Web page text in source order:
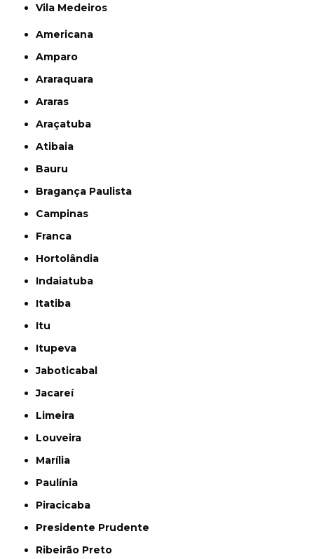
Vila Medeiros
Americana
Amparo
Araraquara
Araras
Araçatuba
Atibaia
Bauru
Bragança Paulista
Campinas
Franca
Hortolândia
Indaiatuba
Itatiba
Itu
Itupeva
Jaboticabal
Jacareí
Limeira
Louveira
Marília
Paulínia
Piracicaba
Presidente Prudente
Ribeirão Preto